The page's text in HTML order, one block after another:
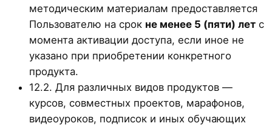
методическим материалам предоставляется
Пользователю на срок не менее 5 (пяти) лет с
момента активации доступа, если иное не
указано при приобретении конкретного
продукта.
12.2. Для различных видов продуктов —
курсов, совместных проектов, марафонов,
видеоуроков, подписок и иных обучающих